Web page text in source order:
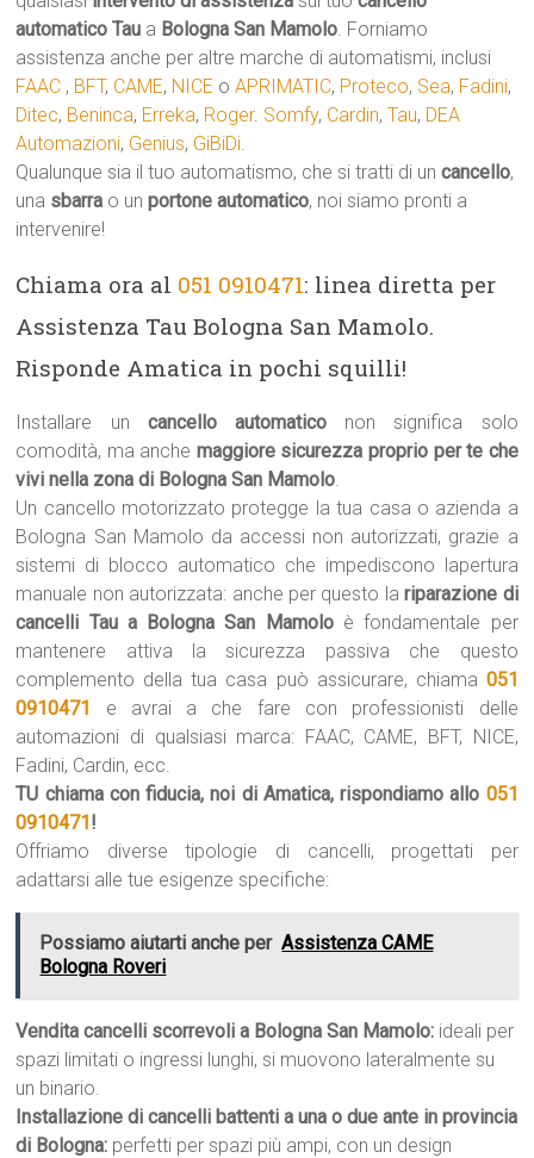
automatico Tau a Bologna San Mamolo. Forniamo
assistenza anche per altre marche di automatismi, inclusi
FAAC , BFT, CAME, NICE oAPRIMATIC, Proteco, Sea, Fadini,
Ditec, Beninca, Erreka, Roger. Somfy, Cardin,Tau, DEA
Automazioni, Genius, GiBiDi.
Qualunque sia il tuo automatismo, che si tratti di uncancello,
una sbarra o unportone automatico, noi siamo pronti a
intervenire!
Chiama ora al 051 0910471: linea diretta per
Assistenza Tau Bologna San Mamolo.
Risponde Amatica in pochi squilli!
Installare un cancello automatico non significa solo
comodità, ma anche maggiore sicurezza proprio per te che
vivi nella zona di Bologna San Mamolo.
Un cancello motorizzato protegge la tua casa o azienda a
Bologna San Mamolo da accessi non autorizzati, grazie a
sistemi di blocco automatico che impediscono lapertura
manuale non autorizzata: anche per questo lariparazione di
cancelli Tau a Bologna San Mamoloè fondamentale per
mantenere attiva la sicurezza passiva che questo
complemento della tua casa può assicurare, chiama 051
0910471
e avrai a che fare con professionisti delle
automazioni di qualsiasi marca: FAAC, CAME, BFT, NICE,
Fadini, Cardin, ecc.
TU chiama con fiducia, noi di Amatica, rispondiamo allo 051
0910471!
Offriamo diverse tipologie di cancelli, progettati per
adattarsi alle tue esigenze specifiche:
Possiamo aiutarti anche per Assistenza CAME
Bologna Roveri
Vendita cancelli scorrevoli a Bologna San Mamolo: ideali per
spazi limitati o ingressi lunghi, si muovono lateralmente su
un binario.
Installazione di cancelli battenti a una o due ante in provincia
di Bologna: perfetti per spazi più ampi, con un design